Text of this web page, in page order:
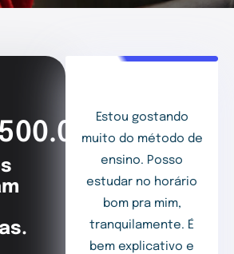
Estou gostando
muito do método de
ensino. Posso
estudar no horário
bom pra mim,
tranquilamente. É
bem explicativo e